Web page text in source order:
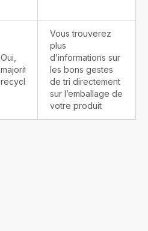
Oui,
majoritairement
recyclable
Vous trouverez
plus
d’informations sur
les bons gestes
de tri directement
sur l’emballage de
votre produit